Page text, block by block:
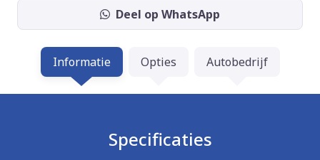
Deel op WhatsApp
Informatie Opties Autobedrijf
Specificaties